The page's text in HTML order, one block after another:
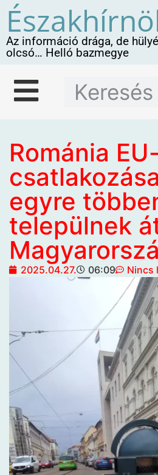
Az információ drága, de
olcsó… Helló bazmegye
Románia EU-
egyre
települnek
2025.04.27. 06:09 Nincs